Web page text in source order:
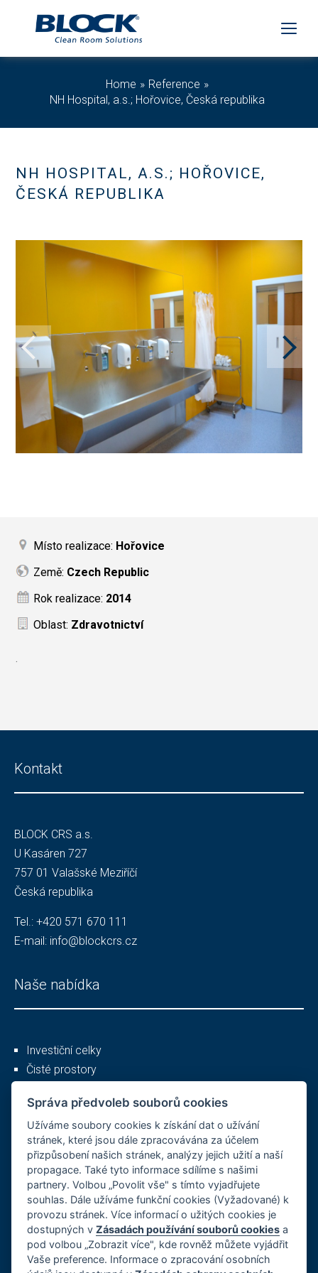
Home
Reference
NH Hospital, a.s.; Hořovice, Česká republika
NH HOSPITAL, A.S.; HOŘOVICE,
ČESKÁ REPUBLIKA
Místo realizace: Hořovice
Země: Czech Republic
Rok realizace: 2014
Oblast: Zdravotnictví
.
Kontakt
BLOCK CRS a.s.
U Kasáren 727
757 01 Valašské Meziříčí
Česká republika
Tel.: +420 571 670 111
E-mail: info@blockcrs.cz
Naše nabídka
Investiční celky
Čisté prostory
Ostatní
O společnosti
Kariéra
Reference
GDPR, Cookies
Správa předvoleb souborů cookies
Užíváme soubory cookies k získání dat o užívání
stránek, které jsou dále zpracovávána za účelem
přizpůsobení našich stránek, analýzy jejich užití a naší
propagace. Také tyto informace sdílíme s našimi
partnery. Volbou „Povolit vše" s tímto vyjadřujete
souhlas. Dále užíváme funkční cookies (Vyžadované) k
provozu stránek. Více informací o užitých cookies je
dostupných vZásadách používání souborů cookies a
pod volbou „Zobrazit více", kde rovněž můžete vyjádřit
Vaše preference. Informace o zpracování osobních